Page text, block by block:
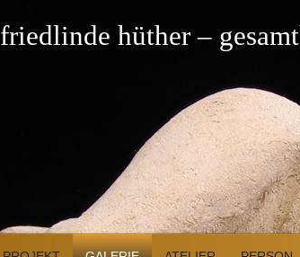
friedlinde hüther –